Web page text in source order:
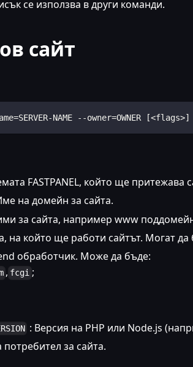
се използва в други команди.
сайт
NAME --owner=OWNER [<flags>]
FASTPANEL, който ще притежава
на домейн за сайта.
за сайта, например www
на който ще работи сайтът. Могат
обработчик. Може да бъде:
, fcgi ;
: Версия на PHP или Node.js
за сайта.